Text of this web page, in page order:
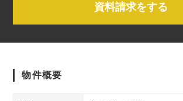
資料請求をする
物件概要